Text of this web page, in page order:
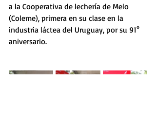
a la Cooperativa de lechería de Melo
(Coleme), primera en su clase en la
industria láctea del Uruguay, por su 91°
aniversario.